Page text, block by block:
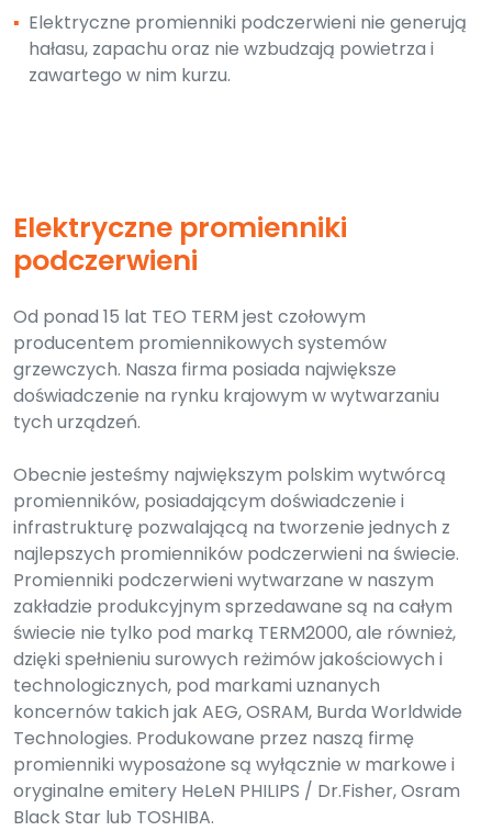
▪ Elektryczne promienniki podczerwieni nie generują
hałasu, zapachu oraz nie wzbudzają powietrza i
zawartego w nim kurzu.
Elektryczne promienniki
podczerwieni
Od ponad 15 lat TEO TERM jest czołowym
producentem promiennikowych systemów
grzewczych. Nasza firma posiada największe
doświadczenie na rynku krajowym w wytwarzaniu
tych urządzeń.
Obecnie jesteśmy największym polskim wytwórcą
promienników, posiadającym doświadczenie i
infrastrukturę pozwalającą na tworzenie jednych z
najlepszych promienników podczerwieni na świecie.
Promienniki podczerwieni wytwarzane w naszym
zakładzie produkcyjnym sprzedawane są na całym
świecie nie tylko pod marką TERM2000, ale również,
dzięki spełnieniu surowych reżimów jakościowych i
technologicznych, pod markami uznanych
koncernów takich jak AEG, OSRAM, Burda Worldwide
Technologies. Produkowane przez naszą firmę
promienniki wyposażone są wyłącznie w markowe i
oryginalne emitery HeLeN PHILIPS / Dr.Fisher, Osram
Black Star lub TOSHIBA.